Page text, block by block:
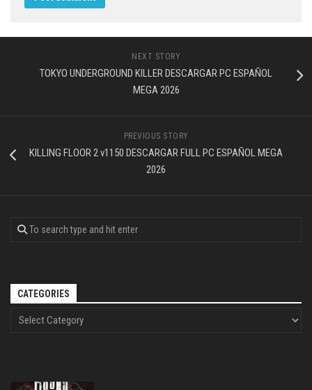
NEXT STORY
TOKYO UNDERGROUND KILLER DESCARGAR PC ESPAÑOL
MEGA 2026
PREVIOUS STORY
KILLING FLOOR 2 v1150 DESCARGAR FULL PC ESPAÑOL MEGA
2026
CATEGORIES